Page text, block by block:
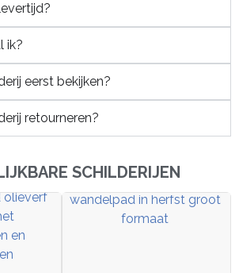
ik?
eerst bekijken?
retourneren?
SCHILDERIJEN